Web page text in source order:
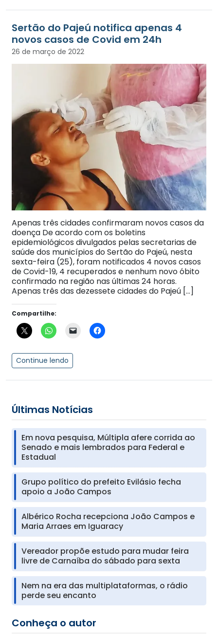
Sertão do Pajeú notifica apenas 4
novos casos de Covid em 24h
26 de março de 2022
Apenas três cidades confirmaram novos casos da
doença De acordo com os boletins
epidemiológicos divulgados pelas secretarias de
saúde dos municípios do Sertão do Pajeú, nesta
sexta-feira (25), foram notificados 4 novos casos
de Covid-19, 4 recuperados e nenhum novo óbito
confirmado na região nas últimas 24 horas.
Apenas três das dezessete cidades do Pajeú […]
Compartilhe:
Continue lendo
Últimas Notícias
Em nova pesquisa, Múltipla afere corrida ao
Senado e mais lembrados para Federal e
Estadual
Grupo político do prefeito Evilásio fecha
apoio a João Campos
Albérico Rocha recepciona João Campos e
Maria Arraes em Iguaracy
Vereador propõe estudo para mudar feira
livre de Carnaíba do sábado para sexta
Nem na era das multiplataformas, o rádio
perde seu encanto
Conheça o autor